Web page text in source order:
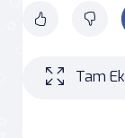
Tam